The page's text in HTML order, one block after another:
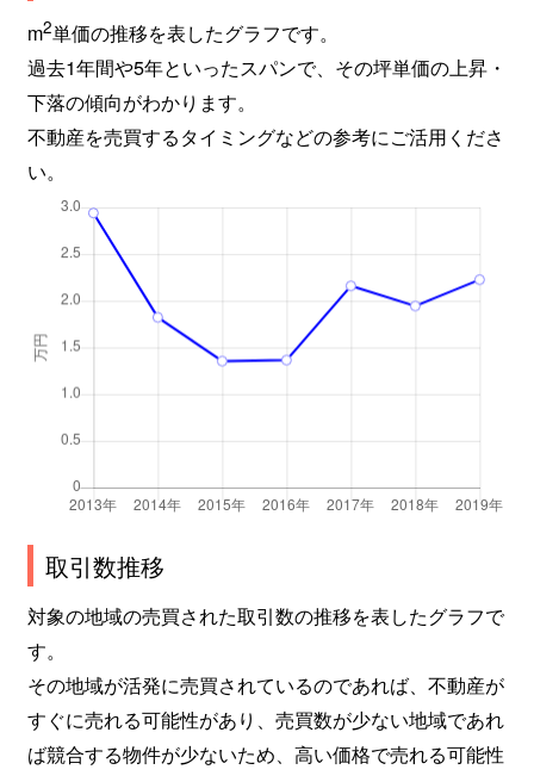
m2単価の推移を表したグラフです。
過去1年間や5年といったスパンで、その坪単価の上昇・
下落の傾向がわかります。
不動産を売買するタイミングなどの参考にご活用くださ
い。
取引数推移
対象の地域の売買された取引数の推移を表したグラフで
す。
その地域が活発に売買されているのであれば、不動産が
すぐに売れる可能性があり、売買数が少ない地域であれ
ば競合する物件が少ないため、高い価格で売れる可能性